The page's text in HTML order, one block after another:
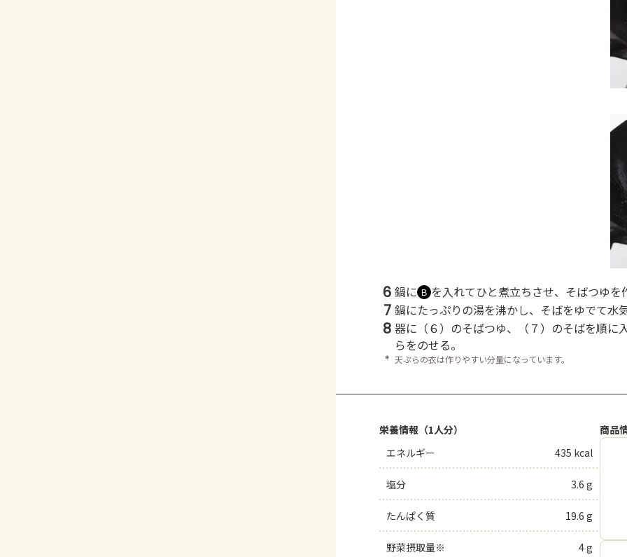
6 鍋に Ｂ を入れてひと煮立ちさせ、そばつゆを
7 鍋にたっぷりの湯を沸かし、そばをゆでて水
8 器に（６）のそばつゆ、（７）のそばを順に
らをのせる。
＊ 天ぷらの衣は作りやすい分量になっています。
栄養情報（1人分）
エネルギー
435 kcal
塩分 3.6 g
たんぱく質 19.6 g
野菜摂取量※ 4 g
商品